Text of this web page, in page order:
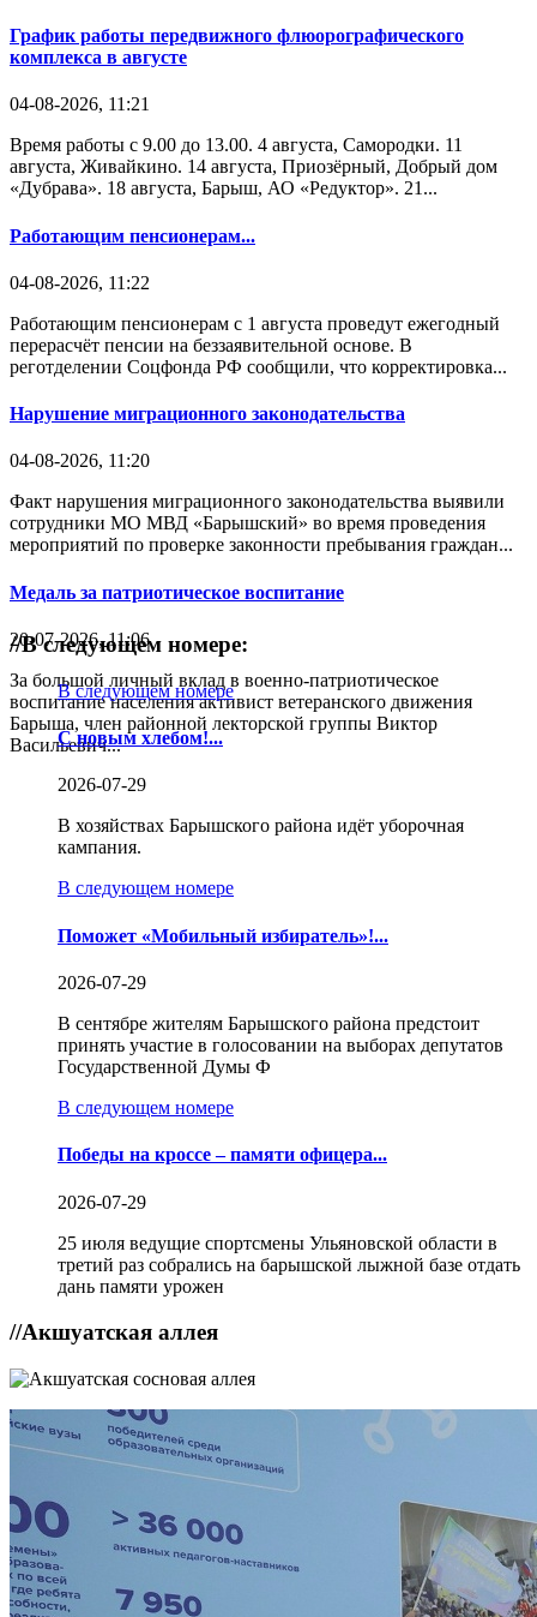
График работы передвижного флюорографического
комплекса в августе
04-08-2026, 11:21
Время работы с 9.00 до 13.00. 4 августа, Самородки. 11
августа, Живайкино. 14 августа, Приозёрный, Добрый дом
«Дубрава». 18 августа, Барыш, АО «Редуктор». 21...
Работающим пенсионерам...
04-08-2026, 11:22
Работающим пенсионерам с 1 августа проведут ежегодный
перерасчёт пенсии на беззаявительной основе. В
реготделении Соцфонда РФ сообщили, что корректировка...
Нарушение миграционного законодательства
04-08-2026, 11:20
Факт нарушения миграционного законодательства выявили
сотрудники МО МВД «Барышский» во время проведения
мероприятий по проверке законности пребывания граждан...
Медаль за патриотическое воспитание
20-07-2026, 11:06
За большой личный вклад в военно-патриотическое
воспитание населения активист ветеранского движения
Барыша, член районной лекторской группы Виктор
Васильевич...
//В следующем номере:
В следующем номере
С новым хлебом!...
2026-07-29
В хозяйствах Барышского района идёт уборочная
кампания.
В следующем номере
Поможет «Мобильный избиратель»!...
2026-07-29
В сентябре жителям Барышского района предстоит
принять участие в голосовании на выборах депутатов
Государственной Думы Ф
В следующем номере
Победы на кроссе – памяти офицера...
2026-07-29
25 июля ведущие спортсмены Ульяновской области в
третий раз собрались на барышской лыжной базе отдать
дань памяти урожен
//Акшуатская аллея